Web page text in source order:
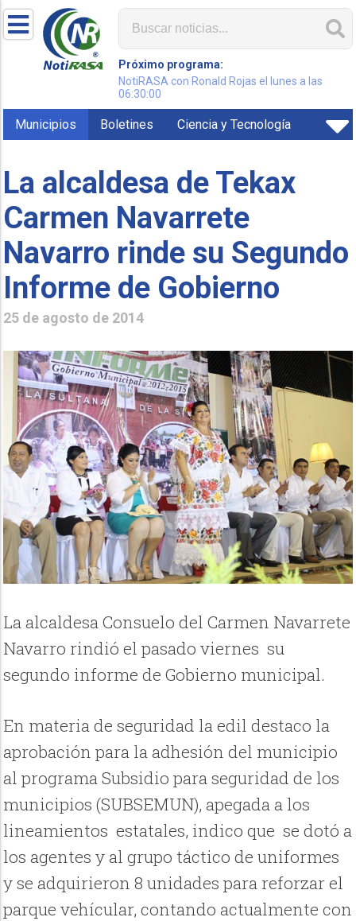
Próximo programa:
NotiRASA con Ronald Rojas el lunes a las
06:30:00
Municipios Boletines Ciencia y Tecnología
La alcaldesa de Tekax
Carmen Navarrete
Navarro rinde su Segundo
Informe de Gobierno
25 de agosto de 2014
La alcaldesa Consuelo del Carmen Navarrete
Navarro rindió el pasado viernes su
segundo informe de Gobierno municipal.
En materia de seguridad la edil destaco la
aprobación para la adhesión del municipio
al programa Subsidio para seguridad de los
municipios (SUBSEMUN), apegada a los
lineamientos estatales, indico que se dotó a
los agentes y al grupo táctico de uniformes
y se adquirieron 8 unidades para reforzar el
parque vehícular, contando actualmente con